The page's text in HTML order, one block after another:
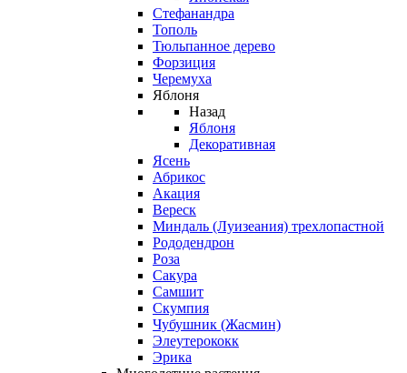
Стефанандра
Тополь
Тюльпанное дерево
Форзиция
Черемуха
Яблоня
Назад
Яблоня
Декоративная
Ясень
Абрикос
Акация
Вереск
Миндаль (Луизеания) трехлопастной
Рододендрон
Роза
Сакура
Самшит
Скумпия
Чубушник (Жасмин)
Элеутерококк
Эрика